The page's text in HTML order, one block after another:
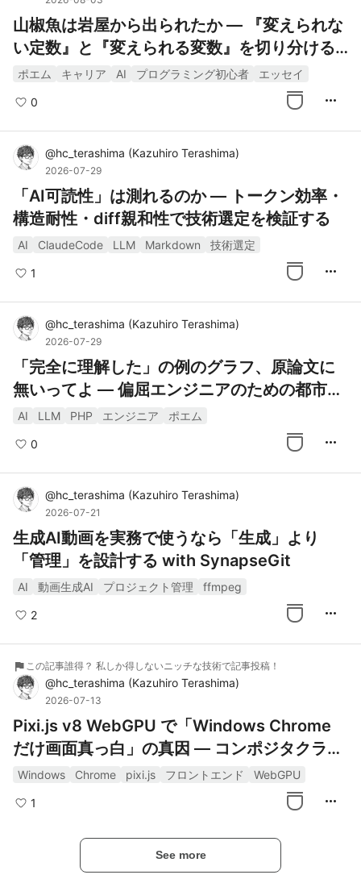
山椒魚は岩屋から出られたか — 『変えられな
い定数』と『変えられる変数』を切り分ける
話
ポエム キャリア AI プログラミング初心者 エッセイ
0 more_horiz
@hc_terashima (Kazuhiro Terashima)
2026-07-29
「AI可読性」は測れるのか — トークン効率・
構造耐性・diff親和性で技術選定を検証する
AI ClaudeCode LLM Markdown 技術選定
1 more_horiz
@hc_terashima (Kazuhiro Terashima)
2026-07-29
「完全に理解した」の例のグラフ、原論文に
無いってよ — 偏屈エンジニアのための都市伝
説成仏ガイド
AI LLM PHP エンジニア ポエム
0 more_horiz
@hc_terashima (Kazuhiro Terashima)
2026-07-21
生成AI動画を実務で使うなら「生成」より
「管理」を設計する with SynapseGit
AI 動画生成AI プロジェクト管理 ffmpeg
2 more_horiz
flag この記事誰得？ 私しか得しないニッチな技術で記事投稿！
@hc_terashima (Kazuhiro Terashima)
2026-07-13
Pixi.js v8 WebGPU で「Windows Chrome
だけ画面真っ白」の真因 — コンポジタクラッ
シュと display 制御
Windows Chrome pixi.js フロントエンド WebGPU
1 more_horiz
See more